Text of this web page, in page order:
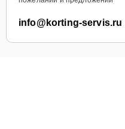
info@korting-servis.ru